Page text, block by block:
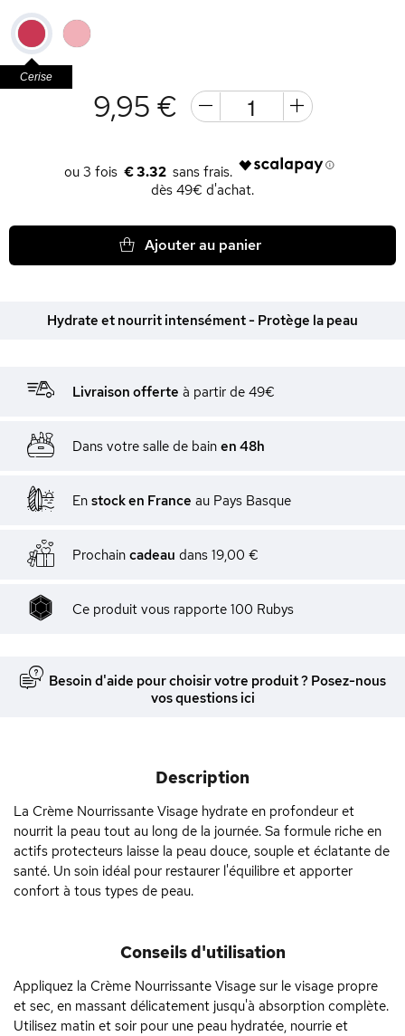
9,95 €
€ 3.32
dès 49€ d'achat.
Ajouter au panier
Hydrate et nourrit intensément - Protège la peau
Livraison offerte à partir de 49€
Dans votre salle de bain en 48h
En stock en France au Pays Basque
Prochain cadeau dans 19,00 €
Ce produit vous rapporte 100 Rubys
Besoin d'aide pour choisir votre produit ? Posez-nous
vos questions ici
Description
La Crème Nourrissante Visage hydrate en profondeur et
nourrit la peau tout au long de la journée. Sa formule riche en
actifs protecteurs laisse la peau douce, souple et éclatante de
santé. Un soin idéal pour restaurer l'équilibre et apporter
confort à tous types de peau.
Conseils d'utilisation
Appliquez la Crème Nourrissante Visage sur le visage propre
et sec, en massant délicatement jusqu'à absorption complète.
Utilisez matin et soir pour une peau hydratée, nourrie et
Cerise